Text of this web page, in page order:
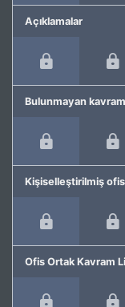
Açıklamalar
Bulunmayan
Kişiselleştirilmiş ofis
Ofis Ortak Kavram